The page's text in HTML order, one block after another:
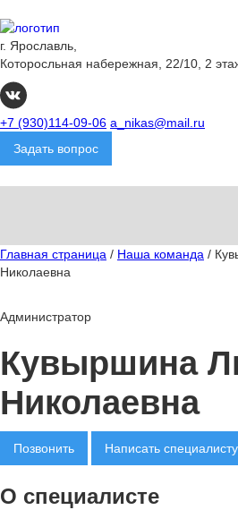
г. Ярославль,
Которосльная набережная, 22/10, 2
+7 (930)114-09-06 a_nikas@mail.ru
Задать вопрос
Главная страница / Наша команда /
Николаевна
Администратор
Кувыршина
Николаевна
Позвонить Написать специалисту
О специалисте